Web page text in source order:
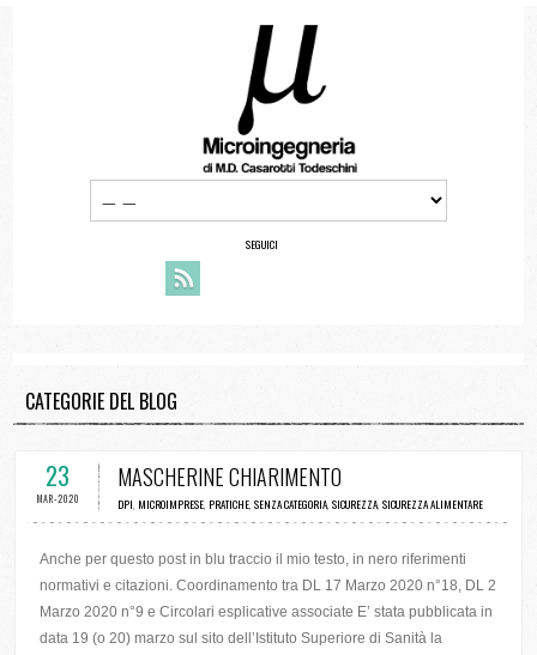
SEGUICI
CATEGORIE DEL BLOG
23
MAR-2020
MASCHERINE CHIARIMENTO
DPI, MICROIMPRESE, PRATICHE,SENZA CATEGORIA,SICUREZZA,SICUREZZA ALIMENTARE
Anche per questo post in blu traccio il mio testo, in nero riferimenti
normativi e citazioni. Coordinamento tra DL 17 Marzo 2020 n°18, DL 2
Marzo 2020 n°9 e Circolari esplicative associate E’ stata pubblicata in
data 19 (o 20) marzo sul sito dell’Istituto Superiore di Sanità la